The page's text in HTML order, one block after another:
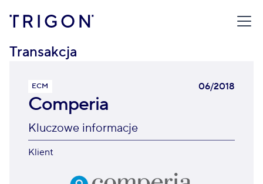
Transakcja
ECM 06/2018
Comperia
Kluczowe informacje
Klient